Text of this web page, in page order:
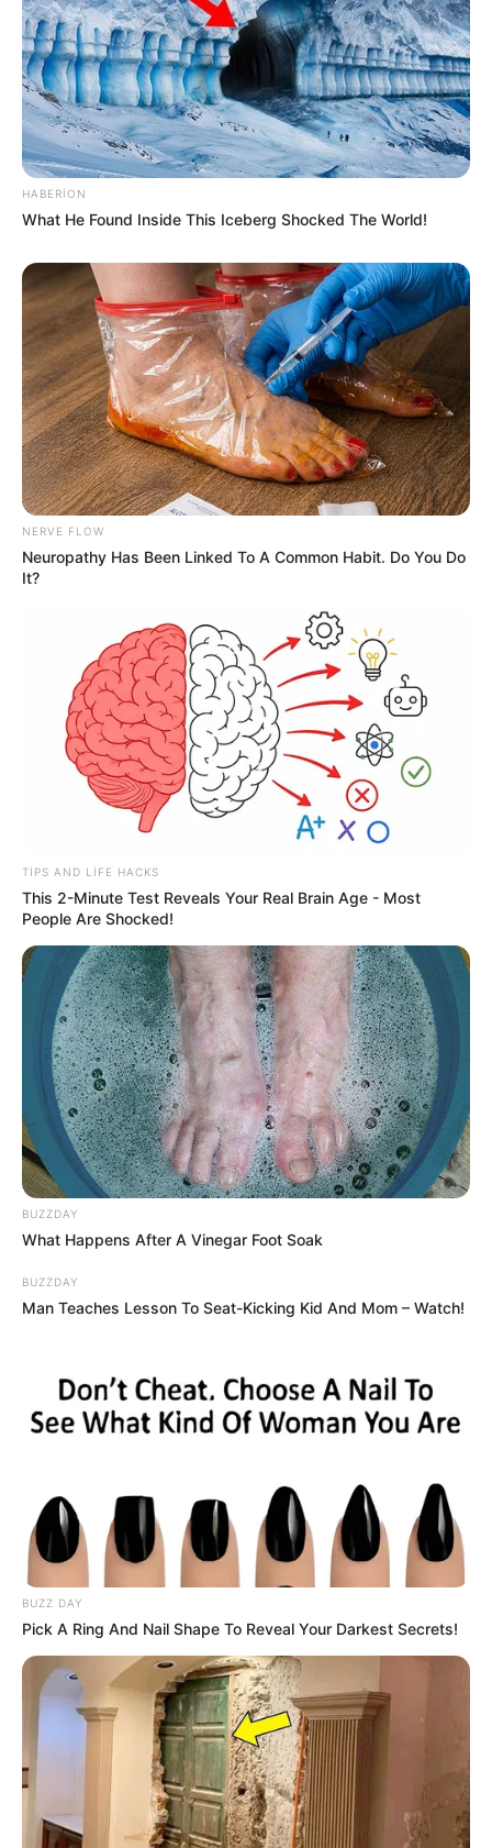
Digər xəbərlər
12:58 / 06 Avqust 2026 CƏMİYYƏT
Kollektorlar və BOKT əməkdaşları
borclunun ailəsini qorxuda bilər?
1 0 0
12:55 / 06 Avqust 2026 HÜQUQ
yoxlaya bilər? –HÜQUQİ AÇIQLAMA
11 0 0
12:40 / 06 Avqust 2026 KRİMİNAL
HABERION
What He Found Inside This Iceberg Shocked The World!
NERVE FLOW
Neuropathy Has Been Linked To A Common Habit. Do You Do
It?
TIPS AND LIFE HACKS
This 2-Minute Test Reveals Your Real Brain Age - Most
People Are Shocked!
BUZZDAY
What Happens After A Vinegar Foot Soak
BUZZDAY
Man Teaches Lesson To Seat-Kicking Kid And Mom – Watch!
BUZZ DAY
Pick A Ring And Nail Shape To Reveal Your Darkest Secrets!